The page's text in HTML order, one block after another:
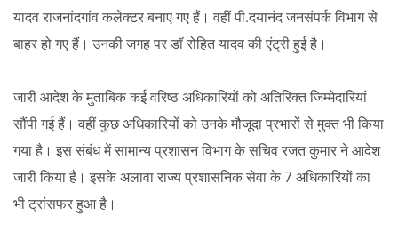
यादव राजनांदगांव कलेक्टर बनाए गए हैं। वहीं पी.दयानंद जनसंपर्क विभाग से
बाहर हो गए हैं। उनकी जगह पर डॉ रोहित यादव की एंट्री हुई है।
जारी आदेश के मुताबिक कई वरिष्ठ अधिकारियों को अतिरिक्त जिम्मेदारियां
सौंपी गई हैं। वहीं कुछ अधिकारियों को उनके मौजूदा प्रभारों से मुक्त भी किया
गया है। इस संबंध में सामान्य प्रशासन विभाग के सचिव रजत कुमार ने आदेश
जारी किया है। इसके अलावा राज्य प्रशासनिक सेवा के 7 अधिकारियों का
भी ट्रांसफर हुआ है।